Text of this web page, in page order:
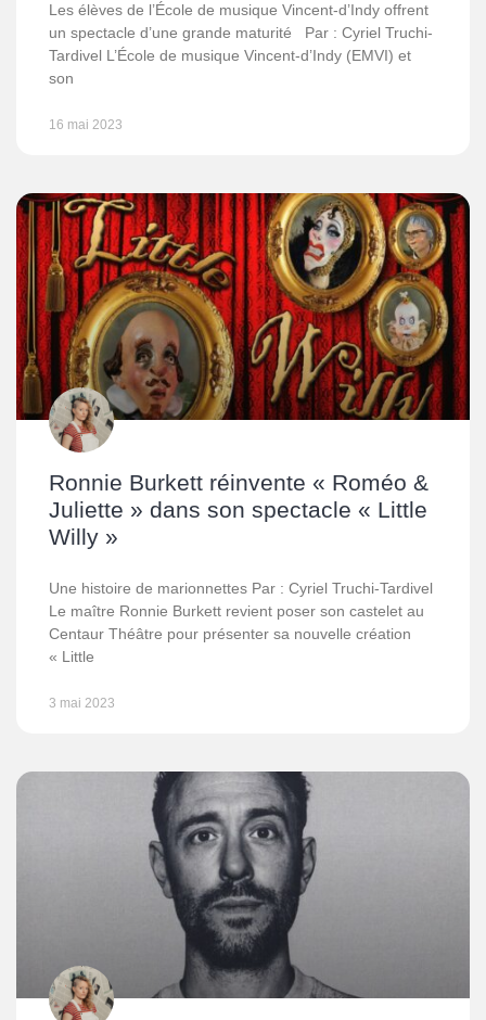
Les élèves de l’École de musique Vincent-d’Indy offrent
un spectacle d’une grande maturité Par : Cyriel Truchi-
Tardivel L’École de musique Vincent-d’Indy (EMVI) et
son
16 mai 2023
Ronnie Burkett réinvente « Roméo &
Juliette » dans son spectacle « Little
Willy »
Une histoire de marionnettes Par : Cyriel Truchi-Tardivel
Le maître Ronnie Burkett revient poser son castelet au
Centaur Théâtre pour présenter sa nouvelle création
« Little
3 mai 2023